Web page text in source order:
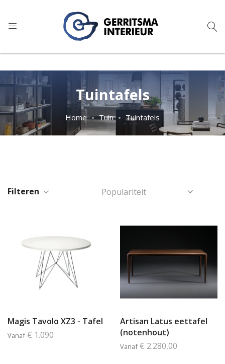
9
Tuintafels
Home Tuin Tuintafels
Filteren
Magis Tavolo XZ3 - Tafel
Vanaf € 1.090
Artisan Latus eettafel
(notenhout)
Vanaf € 2.280,00